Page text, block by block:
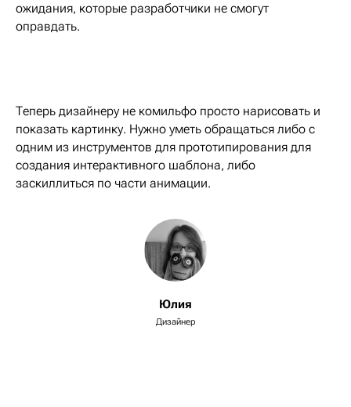
ожидания, которые разработчики не смогут
оправдать.
Теперь дизайнеру не комильфо просто нарисовать и
показать картинку. Нужно уметь обращаться либо с
одним из инструментов для прототипирования для
создания интерактивного шаблона, либо
заскиллиться по части анимации.
Юлия
Дизайнер